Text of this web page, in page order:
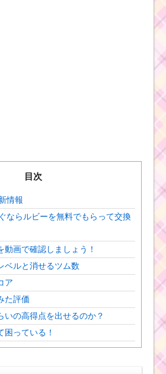
目次
情報
ならルビーを無料でもらって交換
動画で確認しましょう！
ベルと消せるツム数
ア
た評価
いの高得点を出せるのか？
困っている！